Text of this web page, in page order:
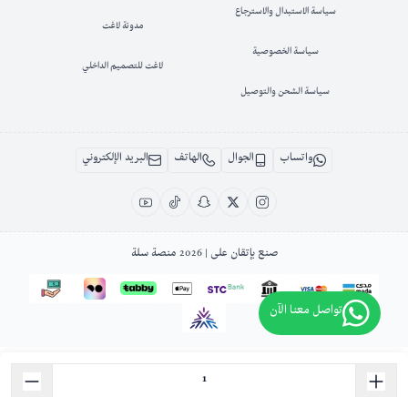
سياسة الاستبدال والاسترجاع
سياسة الخصوصية
سياسة الشحن والتوصيل
مدونة لاغت
لاغت للتصميم الداخلي
واتساب الجوال الهاتف البريد الإلكتروني
صنع بإتقان على | 2026 منصة سلة
تواصل معنا الآن